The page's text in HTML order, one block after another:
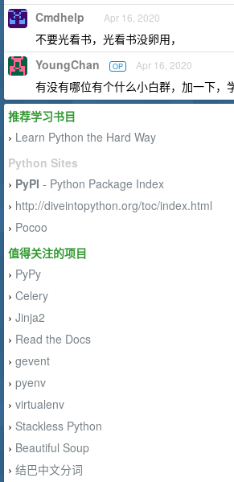
Cmdhelp Apr 16, 2020
不要光看书，光看书没卵用，
YoungChan OP Apr 16, 2020
有没有哪位有个什么小白群，加一下，
推荐学习书目
› Learn Python the Hard Way
Python Sites
› PyPI - Python Package Index
› http://diveintopython.org/toc/index.html
› Pocoo
值得关注的项目
› PyPy
› Celery
› Jinja2
› Read the Docs
› gevent
› pyenv
› virtualenv
› Stackless Python
› Beautiful Soup
› 结巴中文分词